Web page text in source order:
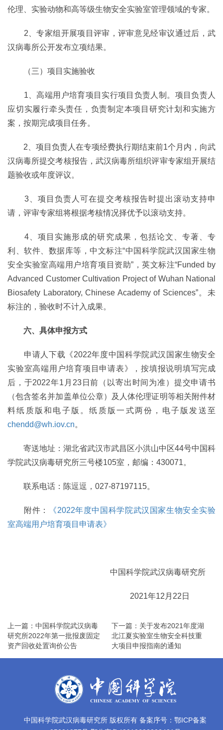
伦理、实验动物和高等级生物安全实验室管理领域的专家。
2、专家组开展项目评审，评审意见经审议通过后，武
汉病毒所公开发布立项结果。
（三）项目实施验收
1、高端用户培育项目实行项目负责人制。项目负责人
应切实履行牵头责任， 负责制定本项目研究计划和实施方
案，按期完成项目任务。
2、项目负责人在专项经费执行期结束前1个月内，向武
汉病毒所提交考核报告，武汉病毒所组织评审专家组开展结
题验收或年度评议。
3、项目负责人可在提交考核报告时提出滚动支持申
请，评审专家组将根据考核情况择优予以滚动支持。
4、项目实施形成的研究成果，包括论文、专著、专
利、软件、数据库等，中文标注“中国科学院武汉国家生物
安全实验室高端用户培育项目资助”，英文标注“Funded by
Advanced Customer Cultivation Project of Wuhan National
Biosafety Laboratory, Chinese Academy of Sciences”。未
标注的，验收时不计入成果。
六、具体申报方式
申请人下载《2022年度中国科学院武汉国家生物安全
实验室高端用户培育项目申请表》，按填报说明填写完成
后，于2022年1月23日前（以寄出时间为准）提交申请书
（包含签名并加盖单位公章）及人体伦理证明等相关附件材
料纸质版和电子版。纸质版一式两份，电子版发送至
chendd@wh.iov.cn。
寄送地址：湖北省武汉市武昌区小洪山中区44号中国科
学院武汉病毒研究所三号楼105室，邮编：430071。
联系电话：陈逗逗，027-87197115。
附件：
《2022年度中国科学院武汉国家生物安全实验
室高端用户培育项目申请表》
中国科学院武汉病毒研究所
2021年12月22日
上一篇：中国科学院武汉病毒
研究所2022年第一批报废固定
资产回收处置询价公告
下一篇：关于发布2021年度湖
北江夏实验室生物安全科技重
大项目申报指南的通知
中国科学院武汉病毒研究所 版权所有 备案序号：鄂ICP备案